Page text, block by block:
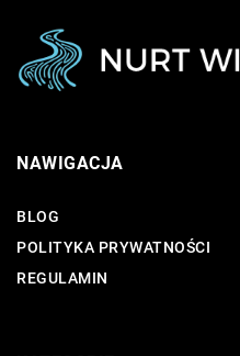
NAWIGACJA
BLOG
POLITYKA PRYWATNOŚCI
REGULAMIN